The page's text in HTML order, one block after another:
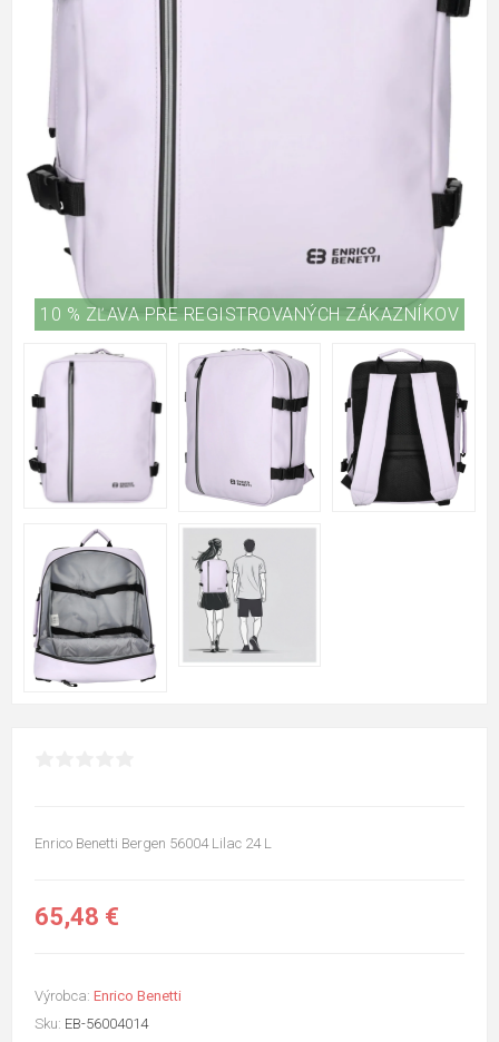
10 % ZĽAVA PRE REGISTROVANÝCH ZÁKAZNÍKOV
Enrico Benetti Bergen 56004 Lilac 24 L
65,48 €
Výrobca: Enrico Benetti
Sku: EB-56004014